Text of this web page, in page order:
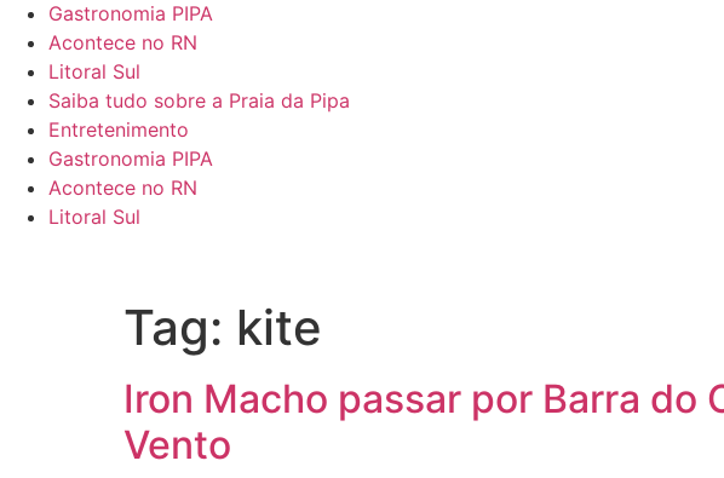
Gastronomia PIPA
Acontece no RN
Litoral Sul
Saiba tudo sobre a Praia da Pipa
Entretenimento
Gastronomia PIPA
Acontece no RN
Litoral Sul
Tag: kite
Iron Macho passar por Barra do
Vento